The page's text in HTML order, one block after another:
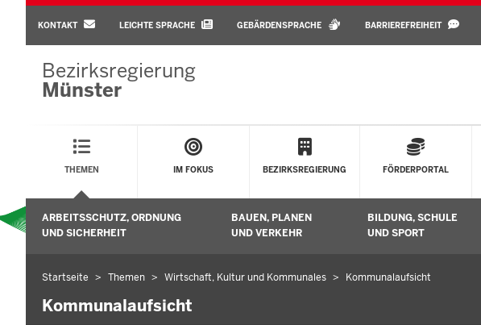
SPRACHEN
KONTAKT LEICHTE SPRACHE GEBÄRDENSPRACHE BARRIEREFREIHEIT
Bezirksregierung
Münster
THEMEN IM FOKUS BEZIRKSREGIERUNG FÖRDERPORTAL
ARBEITSSCHUTZ, ORDNUNG
UND SICHERHEIT
Untermenü öffnen
BAUEN, PLANEN
UND VERKEHR
Untermenü öffnen
BILDUNG, SCHULE
UND SPORT
Sie
befinden
Startseite Themen Wirtschaft, Kultur und Kommunales Kommunalaufsicht
Kommunalaufsicht